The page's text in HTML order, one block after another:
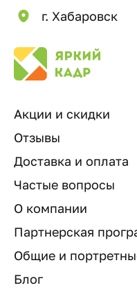
г. Хабаровск
Акции и скидки
Отзывы
Доставка и оплата
Частые вопросы
О компании
Партнерская
Общие и
Блог